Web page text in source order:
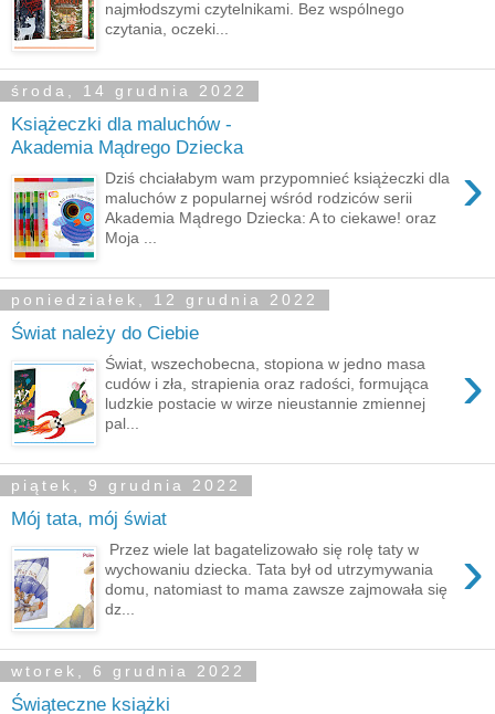
najmłodszymi czytelnikami. Bez wspólnego
czytania, oczeki...
środa, 14 grudnia 2022
Książeczki dla maluchów -
Akademia Mądrego Dziecka
›
Dziś chciałabym wam przypomnieć książeczki dla
maluchów z popularnej wśród rodziców serii
Akademia Mądrego Dziecka: A to ciekawe! oraz
Moja ...
poniedziałek, 12 grudnia 2022
Świat należy do Ciebie
›
Świat, wszechobecna, stopiona w jedno masa
cudów i zła, strapienia oraz radości, formująca
ludzkie postacie w wirze nieustannie zmiennej
pal...
piątek, 9 grudnia 2022
Mój tata, mój świat
›
Przez wiele lat bagatelizowało się rolę taty w
wychowaniu dziecka. Tata był od utrzymywania
domu, natomiast to mama zawsze zajmowała się
dz...
wtorek, 6 grudnia 2022
Świąteczne książki